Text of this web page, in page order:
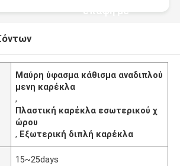
επαφή με
Μαύρη ύφασμα κάθισμα αναδιπλού
μενη καρέκλα
,
Πλαστική καρέκλα εσωτερικού χ
ώρου
, Εξωτερική διπλή καρέκλα
15~25days